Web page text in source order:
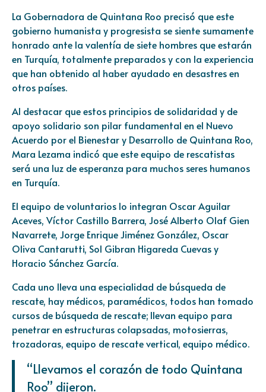
La Gobernadora de Quintana Roo precisó que este
gobierno humanista y progresista se siente sumamente
honrado ante la valentía de siete hombres que estarán
en Turquía, totalmente preparados y con la experiencia
que han obtenido al haber ayudado en desastres en
otros países.
Al destacar que estos principios de solidaridad y de
apoyo solidario son pilar fundamental en el Nuevo
Acuerdo por el Bienestar y Desarrollo de Quintana Roo,
Mara Lezama indicó que este equipo de rescatistas
será una luz de esperanza para muchos seres humanos
en Turquía.
El equipo de voluntarios lo integran Oscar Aguilar
Aceves, Víctor Castillo Barrera, José Alberto Olaf Gien
Navarrete, Jorge Enrique Jiménez González, Oscar
Oliva Cantarutti, Sol Gibran Higareda Cuevas y
Horacio Sánchez García.
Cada uno lleva una especialidad de búsqueda de
rescate, hay médicos, paramédicos, todos han tomado
cursos de búsqueda de rescate; llevan equipo para
penetrar en estructuras colapsadas, motosierras,
trozadoras, equipo de rescate vertical, equipo médico.
“Llevamos el corazón de todo Quintana
Roo” dijeron.